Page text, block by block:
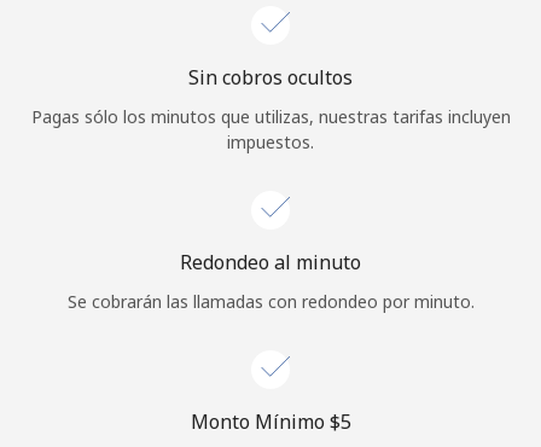
Iniciar Sesión
Continuar con
Sin cobros ocultos
Pagas sólo los minutos que utilizas, nuestras tarifas incluyen
impuestos.
Redondeo al minuto
Se cobrarán las llamadas con redondeo por minuto.
Monto Mínimo ⁦$5⁩